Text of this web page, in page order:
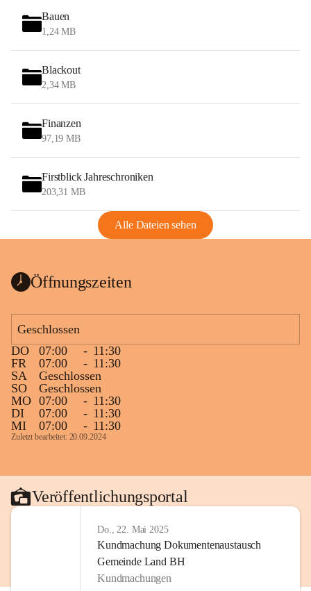
Bauen
1,24 MB
Blackout
2,34 MB
Finanzen
97,19 MB
Firstblick Jahreschroniken
203,31 MB
Alle Dateien sehen
Öffnungszeiten
Geschlossen
DO
07:00 - 11:30
FR
07:00 - 11:30
SA
Geschlossen
SO
Geschlossen
MO 07:00 - 11:30
DI
07:00 - 11:30
MI
07:00 - 11:30
Zuletzt bearbeitet: 20.09.2024
Veröffentlichungsportal
Do., 22. Mai 2025
Kundmachung Dokumentenaustausch
Gemeinde Land BH
Kundmachungen